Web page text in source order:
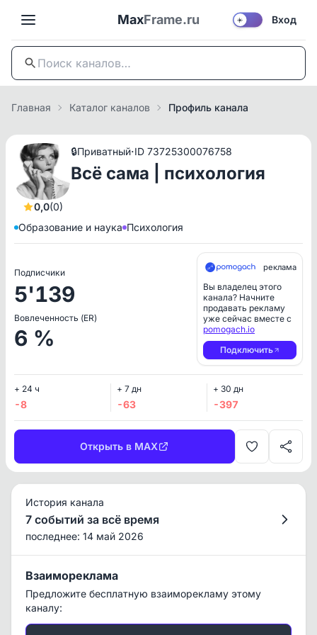
MaxFrame.ru ☀️ Вход
Главная Каталог каналов Профиль канала
0,0(0)
🔒Приватный·ID 73725300076758
Всё сама | психология
Образование и наука Психология
Подписчики
5'139
Вовлеченность (ER)
6 %
реклама
Вы владелец этого
канала? Начните
продавать рекламу
уже сейчас вместе с
pomogach.io
Подключить
+ 24 ч
-8
+ 7 дн
-63
+ 30 дн
-397
Открыть в MAX
История канала
7 событий за всё время
последнее: 14 май 2026
Взаимореклама
Предложите бесплатную взаиморекламу этому
каналу: